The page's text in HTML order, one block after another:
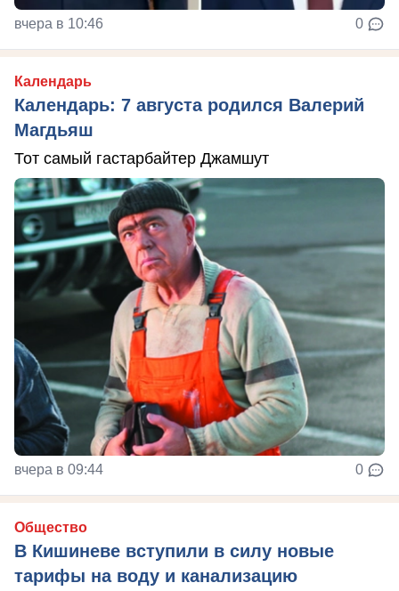
вчера в 10:46 0
Календарь
Календарь: 7 августа родился Валерий
Магдьяш
Тот самый гастарбайтер Джамшут
вчера в 09:44 0
Общество
В Кишиневе вступили в силу новые
тарифы на воду и канализацию